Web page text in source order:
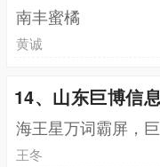
南丰蜜橘
黄诚
14、山东巨博信
海王星万词霸屏，
王冬